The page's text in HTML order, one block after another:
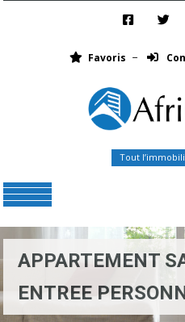
Favoris
Tout
APPARTEMENT
ENTREE